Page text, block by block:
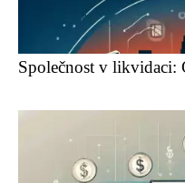
Společnost v likvidaci: